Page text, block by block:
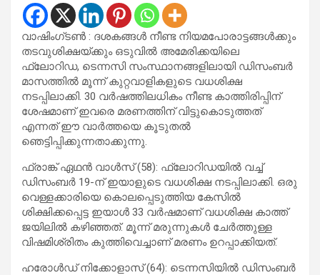
വാഷിംഗ്ടൺ : ദശകങ്ങൾ നീണ്ട നിയമപോരാട്ടങ്ങൾക്കും
തടവുശിക്ഷയ്ക്കും ഒടുവിൽ അമേരിക്കയിലെ
ഫ്ലോറിഡ, ടെന്നസി സംസ്ഥാനങ്ങളിലായി ഡിസംബർ
മാസത്തിൽ മൂന്ന് കുറ്റവാളികളുടെ വധശിക്ഷ
നടപ്പിലാക്കി. 30 വർഷത്തിലധികം നീണ്ട കാത്തിരിപ്പിന്
ശേഷമാണ് ഇവരെ മരണത്തിന് വിട്ടുകൊടുത്തത്
എന്നത് ഈ വാർത്തയെ കൂടുതൽ
ഞെട്ടിപ്പിക്കുന്നതാക്കുന്നു.
ഫ്രാങ്ക് ഏഥൻ വാൾസ് (58): ഫ്ലോറിഡയിൽ വച്ച്
ഡിസംബർ 19-ന് ഇയാളുടെ വധശിക്ഷ നടപ്പിലാക്കി. ഒരു
വെള്ളക്കാരിയെ കൊലപ്പെടുത്തിയ കേസിൽ
ശിക്ഷിക്കപ്പെട്ട ഇയാൾ 33 വർഷമാണ് വധശിക്ഷ കാത്ത്
ജയിലിൽ കഴിഞ്ഞത്. മൂന്ന് മരുന്നുകൾ ചേർത്തുള്ള
വിഷമിശ്രിതം കുത്തിവെച്ചാണ് മരണം ഉറപ്പാക്കിയത്.
ഹരോൾഡ് നിക്കോളാസ് (64): ടെന്നസിയിൽ ഡിസംബർ